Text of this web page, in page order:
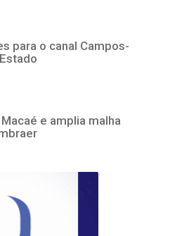
para o canal Campos-
e amplia malha